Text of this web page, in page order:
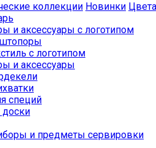
коллекции Новинки Цвета
и аксессуары с логотипом
с логотипом
и аксессуары
специй
и предметы сервировки